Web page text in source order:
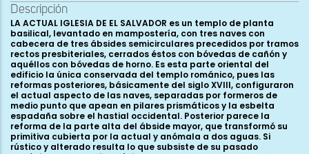
Descripción
LA ACTUAL IGLESIA DE EL SALVADOR es un templo de planta
basilical, levantado en mampostería, con tres naves con
cabecera de tres ábsides semicirculares precedidos por tramos
rectos presbiteriales, cerrados éstos con bóvedas de cañón y
aquéllos con bóvedas de horno. Es esta parte oriental del
edificio la única conservada del templo románico, pues las
reformas posteriores, básicamente del siglo XVIII, configuraron
el actual aspecto de las naves, separadas por formeros de
medio punto que apean en pilares prismáticos y la esbelta
espadaña sobre el hastial occidental. Posterior parece la
reforma de la parte alta del ábside mayor, que transformó su
primitiva cubierta por la actual y anómala a dos aguas. Si
rústico y alterado resulta lo que subsiste de su pasado